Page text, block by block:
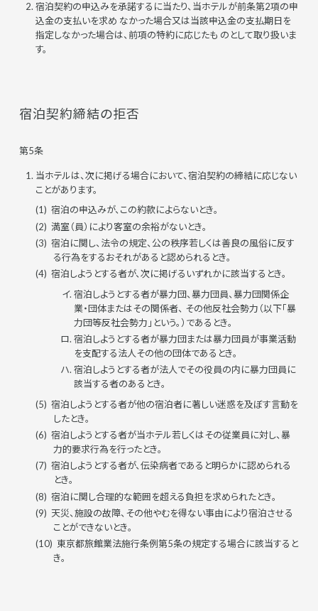
宿泊契約の申込みを承諾するに当たり、当ホテルが前条第2項の申
込金の支払いを求め なかった場合又は当該申込金の支払期日を
指定しなかった場合は、前項の特約に応じたも のとして取り扱いま
す。
宿泊契約締結の拒否
第5条
当ホテルは、次に掲げる場合において、宿泊契約の締結に応じない
ことがあります。
宿泊の申込みが、この約款によらないとき。
満室（員）により客室の余裕がないとき。
宿泊に関し、法令の規定、公の秩序若しくは善良の風俗に反す
る行為をするおそれがあると認められるとき。
宿泊しようとする者が、次に掲げるいずれかに該当するとき。
宿泊しようとする者が暴力団、暴力団員、暴力団関係企
業・団体またはその関係者、 その他反社会勢力（以下「暴
力団等反社会勢力」という。）であるとき。
宿泊しようとする者が暴力団または暴力団員が事業活動
を支配する法人その他の団体であるとき。
宿泊しようとする者が法人でその役員の内に暴力団員に
該当する者のあるとき。
宿泊しようとする者が他の宿泊者に著しい迷惑を及ぼす言動を
したとき。
宿泊しようとする者が当ホテル若しくはその従業員に対し、暴
力的要求行為を行ったとき。
宿泊しようとする者が、伝染病者であると明らかに認められる
とき。
宿泊に関し合理的な範囲を超える負担を求められたとき。
天災、施設の故障、その他やむを得ない事由により宿泊させる
ことができないとき。
東京都旅館業法施行条例第5条の規定する場合に該当すると
き。